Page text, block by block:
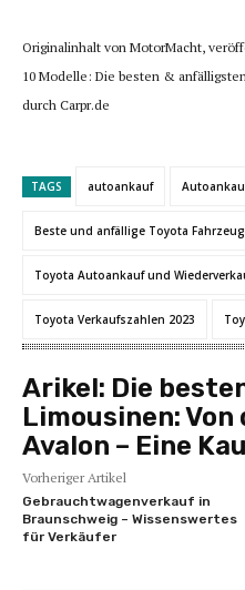
Originalinhalt von MotorMacht,
10 Modelle: Die besten &
durch Carpr.de
TAGS autoankauf
Beste und anfällige Toyota
Toyota Autoankauf und
Toyota Verkaufszahlen 2023
Arikel: Die
Limousinen:
Avalon – Eine
Vorheriger Artikel
Gebrauchtwagenverkauf in
Braunschweig – Wissenswertes
für Verkäufer